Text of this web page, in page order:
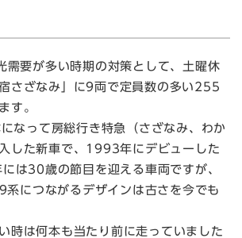
要が多い時期の対策として、土曜休
さざなみ」に9両で定員数の多い255
す。
なって房総行き特急（さざなみ、わか
した新車で、1993年にデビューした
は30歳の節目を迎える車両ですが、
につながるデザインは古さを今でも
時は何本も当たり前に走っていました